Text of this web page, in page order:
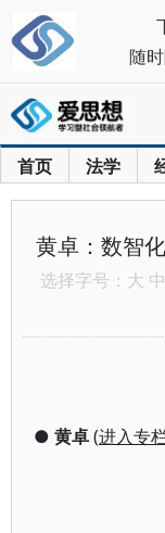
首页 法学
黄卓：数智
选择字号： 大 中
● 黄卓(进入专
随